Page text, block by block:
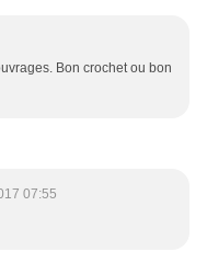
Bon crochet ou bon
07:55